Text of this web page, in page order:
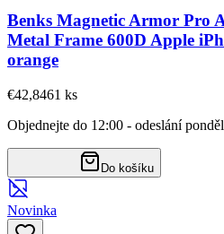
Benks Magnetic Armor Pro
Metal Frame 600D Apple
orange
€42,8461 ks
Objednejte do 12:00 - odeslání
Do košíku
Novinka